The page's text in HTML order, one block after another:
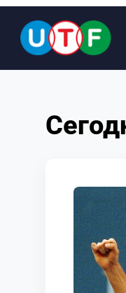
НОВОСТИ
ДОКУМЕНТЫ
ПЕРСОНАЛИИ